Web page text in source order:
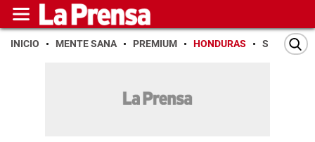
INICIO MENTE SANA PREMIUM HONDURAS SAN PEDRO